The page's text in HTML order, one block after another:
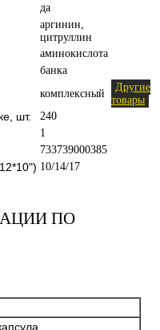
да
аргинин,
цитруллин
аминокислота
банка
комплексный
Другие
товары
шт. 240
1
733739000385
10/14/17
ПО